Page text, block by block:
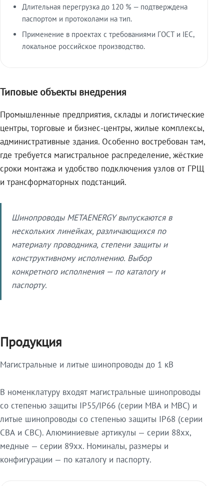
Длительная перегрузка до 120 % — подтверждена
паспортом и протоколами на тип.
Применение в проектах с требованиями ГОСТ и IEC,
локальное российское производство.
Типовые объекты внедрения
Промышленные предприятия, склады и логистические
центры, торговые и бизнес-центры, жилые комплексы,
административные здания. Особенно востребован там,
где требуется магистральное распределение, жёсткие
сроки монтажа и удобство подключения узлов от ГРЩ
и трансформаторных подстанций.
Шинопроводы METAENERGY выпускаются в
нескольких линейках, различающихся по
материалу проводника, степени защиты и
конструктивному исполнению. Выбор
конкретного исполнения — по каталогу и
паспорту.
Продукция
Магистральные и литые шинопроводы до 1 кВ
В номенклатуру входят магистральные шинопроводы
со степенью защиты IP55/IP66 (серии МВА и МВС) и
литые шинопроводы со степенью защиты IP68 (серии
СВА и СВС). Алюминиевые артикулы — серии 88xx,
медные — серии 89xx. Номиналы, размеры и
конфигурации — по каталогу и паспорту.